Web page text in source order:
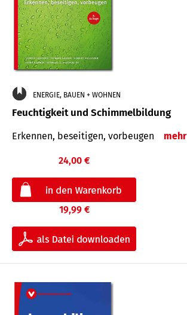
ENERGIE, BAUEN + WOHNEN
Feuchtigkeit und Schimmelbildung
Erkennen, beseitigen, vorbeugen mehr
24,00 €
19,99 €